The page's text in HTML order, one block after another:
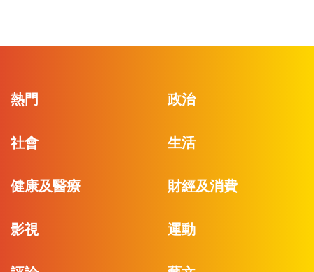
熱門 政治
社會 生活
健康及醫療 財經及消費
影視 運動